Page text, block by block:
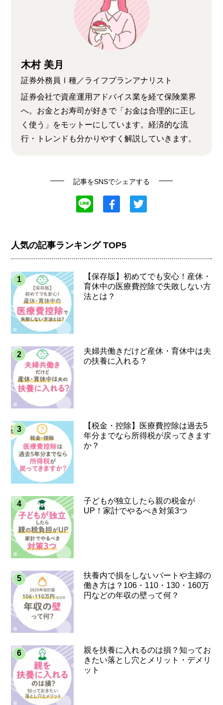
木村 美月
証券外務員Ⅰ種／ライフプランアナリスト
証券会社で資産運用アドバイス業を経て保険業界
へ。お金とお寿司が好きで「お金は合理的に正し
く使う」をモットーにしています。経済的な流
行・トレンドも分かりやすく解説していきます。
記事をSNSでシェアする
人気の記事ランキング TOP5
【保存版】初めてでも安心！産休・
育休中の医療費控除で失敗しない方
法とは？
夫婦共働きだけど産休・育休中は夫
の扶養に入れる？
【税金・控除】医療費控除は過去5
年分までなら所得税が戻ってきます
か？
子どもが独立したら親の税金が
UP！家計でやるべき対策3つ
扶養内で損をしないパートや主婦の
働き方は？106・110・130・160万
円などの年収の壁って何？
親を扶養に入れるのは損？知ってお
きたい落とし穴とメリット・デメリ
ット